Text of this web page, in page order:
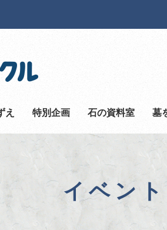
え 特別企画 石の資料室 墓
イベン